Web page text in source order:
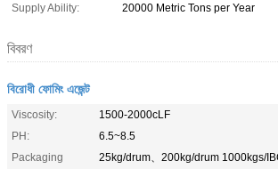
Supply Ability:
20000 Metric Tons per Year
বিবরণ
বিরোধী ফোমিং এজেন্ট
Viscosity:
1500-2000cLF
PH:
6.5~8.5
Packaging
25kg/drum、200kg/drum 1000kgs/